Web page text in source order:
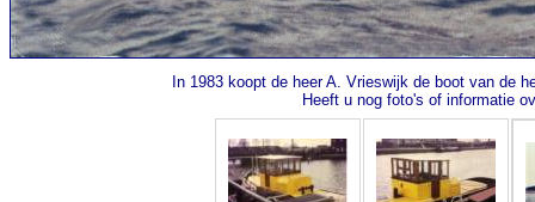
In 1983 koopt de heer A. Vrieswijk de boot van de
Heeft u nog foto's of informatie